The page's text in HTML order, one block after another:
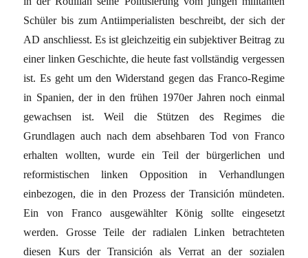
Schüler bis zum Antiimperialisten beschreibt, der sich der
AD anschliesst. Es ist gleichzeitig ein subjektiver Beitrag zu
einer linken Geschichte, die heute fast vollständig vergessen
ist. Es geht um den Widerstand gegen das Franco-Regime
in Spanien, der in den frühen 1970er Jahren noch einmal
gewachsen ist. Weil die Stützen des Regimes die
Grundlagen auch nach dem absehbaren Tod von Franco
erhalten wollten, wurde ein Teil der bürgerlichen und
reformistischen linken Opposition in Verhandlungen
einbezogen, die in den Prozess der Transición mündeten.
Ein von Franco ausgewählter König sollte eingesetzt
werden. Grosse Teile der radialen Linken betrachteten
diesen Kurs der Transición als Verrat an der sozialen